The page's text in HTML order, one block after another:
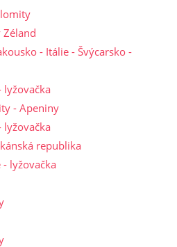
Zéland
- Itálie - Švýcarsko -
lyžovačka
- Apeniny
lyžovačka
republika
- lyžovačka